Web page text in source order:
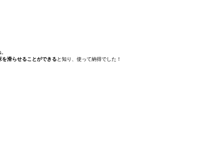
滑らせることができる と知り、使って納得でした！